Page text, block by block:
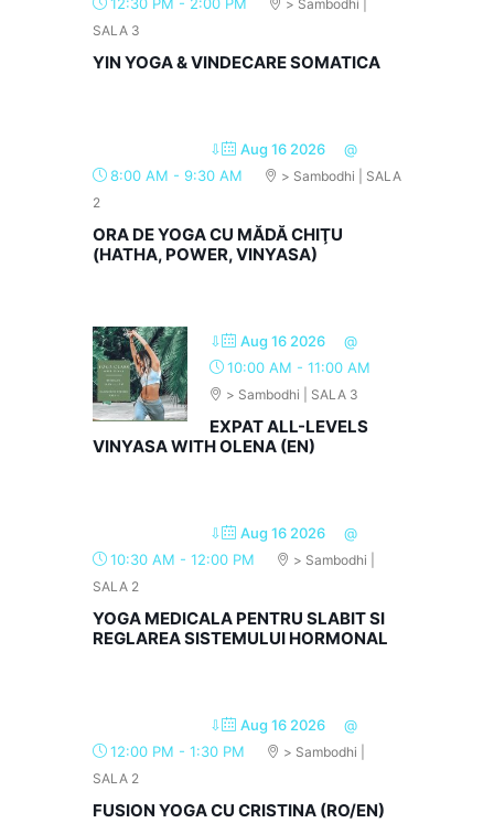
> Sambodhi |
SALA 3
YIN YOGA & VINDECARE SOMATICA
⇩ Aug 16 2026
@
8:00 AM - 9:30 AM
> Sambodhi | SALA
2
ORA DE YOGA CU MĂDĂ CHIŢU
(HATHA, POWER, VINYASA)
⇩ Aug 16 2026
@
10:00 AM - 11:00 AM
> Sambodhi | SALA 3
EXPAT ALL-LEVELS
VINYASA WITH OLENA (EN)
⇩ Aug 16 2026
@
10:30 AM - 12:00 PM
> Sambodhi |
SALA 2
YOGA MEDICALA PENTRU SLABIT SI
REGLAREA SISTEMULUI HORMONAL
⇩ Aug 16 2026
@
12:00 PM - 1:30 PM
> Sambodhi |
SALA 2
FUSION YOGA CU CRISTINA (RO/EN)